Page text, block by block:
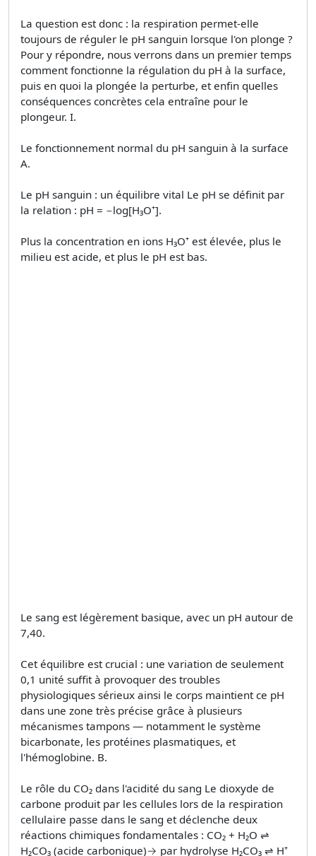
La question est donc : la respiration permet-elle
toujours de réguler le pH sanguin lorsque l'on plonge ?
Pour y répondre, nous verrons dans un premier temps
comment fonctionne la régulation du pH à la surface,
puis en quoi la plongée la perturbe, et enfin quelles
conséquences concrètes cela entraîne pour le
plongeur. I.
Le fonctionnement normal du pH sanguin à la surface
A.
Le pH sanguin : un équilibre vital Le pH se définit par
la relation : pH = −log[H₃O⁺].
Plus la concentration en ions H₃O⁺ est élevée, plus le
milieu est acide, et plus le pH est bas.
Le sang est légèrement basique, avec un pH autour de
7,40.
Cet équilibre est crucial : une variation de seulement
0,1 unité suffit à provoquer des troubles
physiologiques sérieux ainsi le corps maintient ce pH
dans une zone très précise grâce à plusieurs
mécanismes tampons — notamment le système
bicarbonate, les protéines plasmatiques, et
l'hémoglobine. B.
Le rôle du CO₂ dans l'acidité du sang Le dioxyde de
carbone produit par les cellules lors de la respiration
cellulaire passe dans le sang et déclenche deux
réactions chimiques fondamentales : CO₂ + H₂O ⇌
H₂CO₃ (acide carbonique)→ par hydrolyse H₂CO₃ ⇌ H⁺